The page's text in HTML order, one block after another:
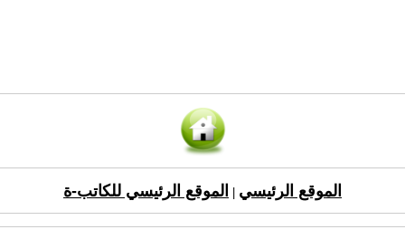
الموقع الرئيسي الموقع الرئيسي للكاتب-ة